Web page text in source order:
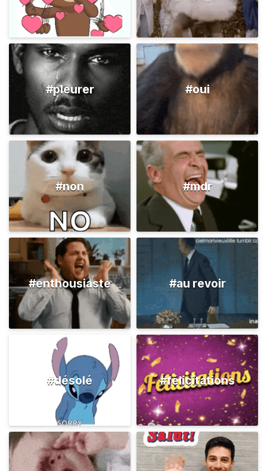
#pleurer #oui
#non #mdr
#enthousiaste #au revoir
#désolé #félicitations